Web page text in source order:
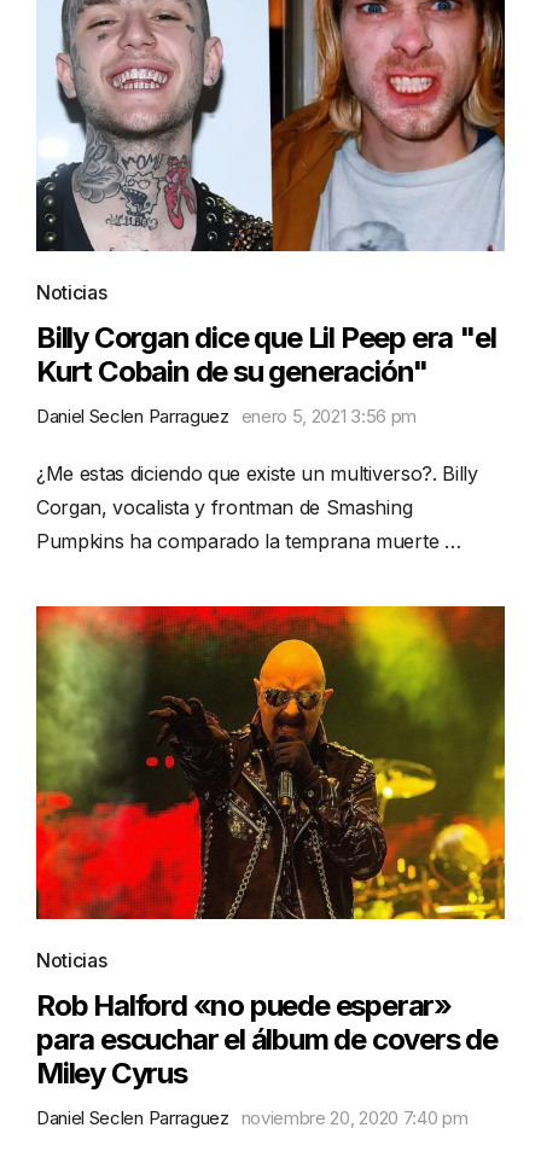
Noticias
Billy Corgan dice que Lil Peep era "el
Kurt Cobain de su generación"
Daniel Seclen Parraguez enero 5, 2021 3:56 pm
¿Me estas diciendo que existe un multiverso?. Billy
Corgan, vocalista y frontman de Smashing
Pumpkins ha comparado la temprana muerte …
Noticias
Rob Halford «no puede esperar»
para escuchar el álbum de covers de
Miley Cyrus
Daniel Seclen Parraguez noviembre 20, 2020 7:40 pm